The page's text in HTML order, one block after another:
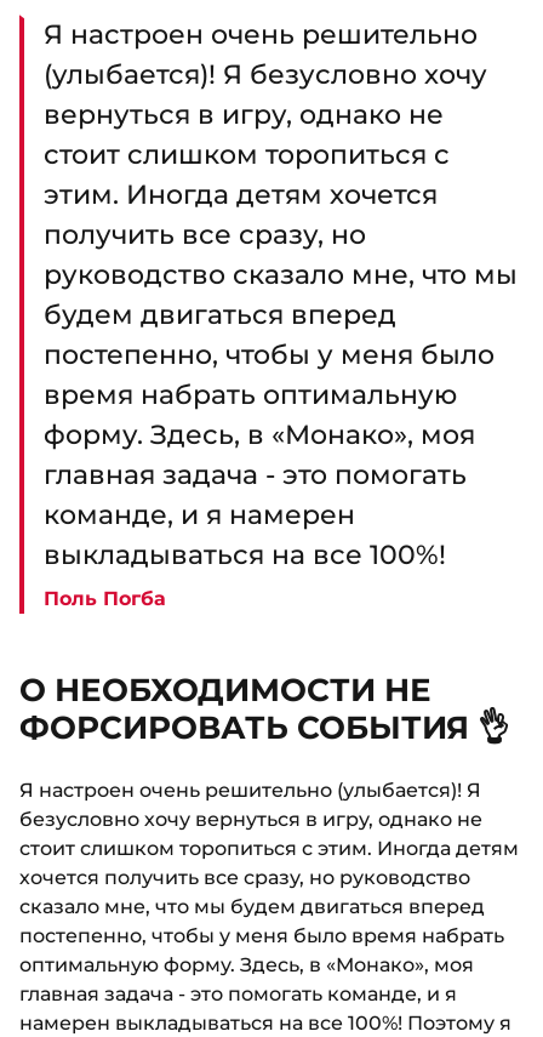
Я настроен очень решительно
(улыбается)! Я безусловно хочу
вернуться в игру, однако не
стоит слишком торопиться с
этим. Иногда детям хочется
получить все сразу, но
руководство сказало мне, что мы
будем двигаться вперед
постепенно, чтобы у меня было
время набрать оптимальную
форму. Здесь, в «Монако», моя
главная задача - это помогать
команде, и я намерен
выкладываться на все 100%!
Поль Погба
О НЕОБХОДИМОСТИ НЕ
ФОРСИРОВАТЬ СОБЫТИЯ 👌
Я настроен очень решительно (улыбается)! Я
безусловно хочу вернуться в игру, однако не
стоит слишком торопиться с этим. Иногда детям
хочется получить все сразу, но руководство
сказало мне, что мы будем двигаться вперед
постепенно, чтобы у меня было время набрать
оптимальную форму. Здесь, в «Монако», моя
главная задача - это помогать команде, и я
намерен выкладываться на все 100%! Поэтому я